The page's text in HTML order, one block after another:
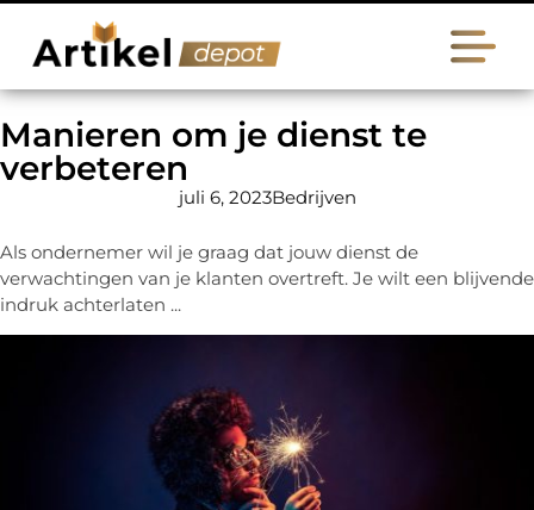
Manieren om je dienst te
verbeteren
juli 6, 2023Bedrijven
Als ondernemer wil je graag dat jouw dienst de
verwachtingen van je klanten overtreft. Je wilt een blijvende
indruk achterlaten ...